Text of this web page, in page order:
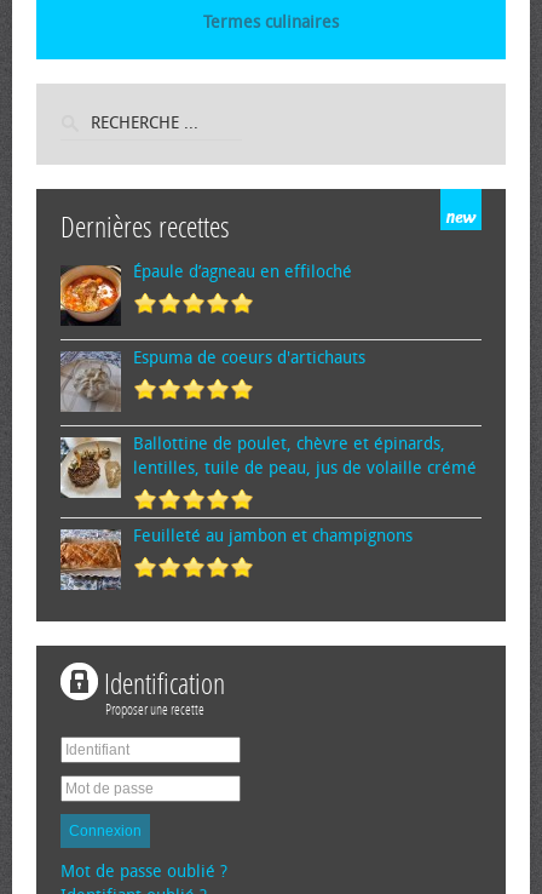
Termes culinaires
Dernières recettes
Épaule d’agneau en effiloché
Espuma de cœurs d'artichauts
Ballottine de poulet, chèvre et épinards,
lentilles, tuile de peau, jus de volaille crémé
Feuilleté au jambon et champignons
Identification
Proposer une recette
Connexion
Mot de passe oublié ?